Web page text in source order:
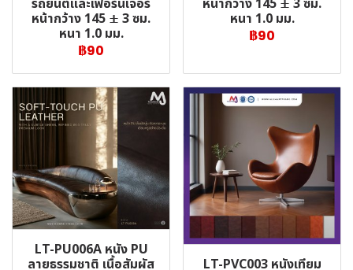
รถยนต์และเฟอร์นิเจอร์
หน้ากว้าง 145 ± 3 ซม.
หนา 1.0 มม.
฿90
หน้ากว้าง 145 ± 3 ซม.
หนา 1.0 มม.
฿90
LT-PU006A หนัง PU
ลายธรรมชาติ เนื้อสัมผัส LT-PVC003 หนังเทียม